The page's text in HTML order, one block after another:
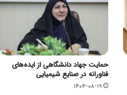
حمایت جهاد دانشگاهی از ایده‌های
فناورانه در صنایع شیمیایی
۱۴۰۴-۰۸-۱۹